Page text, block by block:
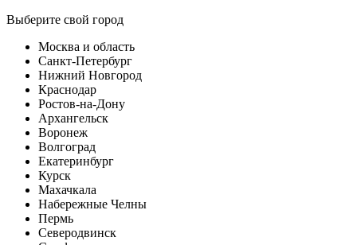
Выберите свой город
Москва и область
Санкт-Петербург
Нижний Новгород
Краснодар
Ростов-на-Дону
Архангельск
Воронеж
Волгоград
Екатеринбург
Курск
Махачкала
Набережные Челны
Пермь
Северодвинск